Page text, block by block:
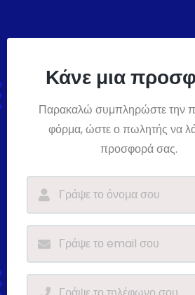
Κάνε μια
Παρακαλώ συμπληρώστε την
φόρμα, ώστε ο πωλητής να
προσφορά σας.